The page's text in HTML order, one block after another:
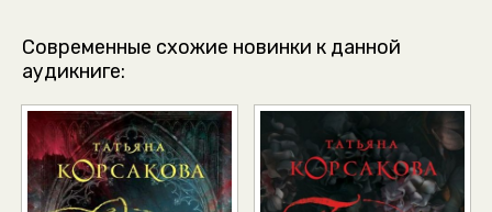
Современные схожие новинки к данной
аудикниге: